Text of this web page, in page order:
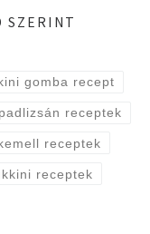
SZERINT
gomba recept
receptek
receptek
receptek